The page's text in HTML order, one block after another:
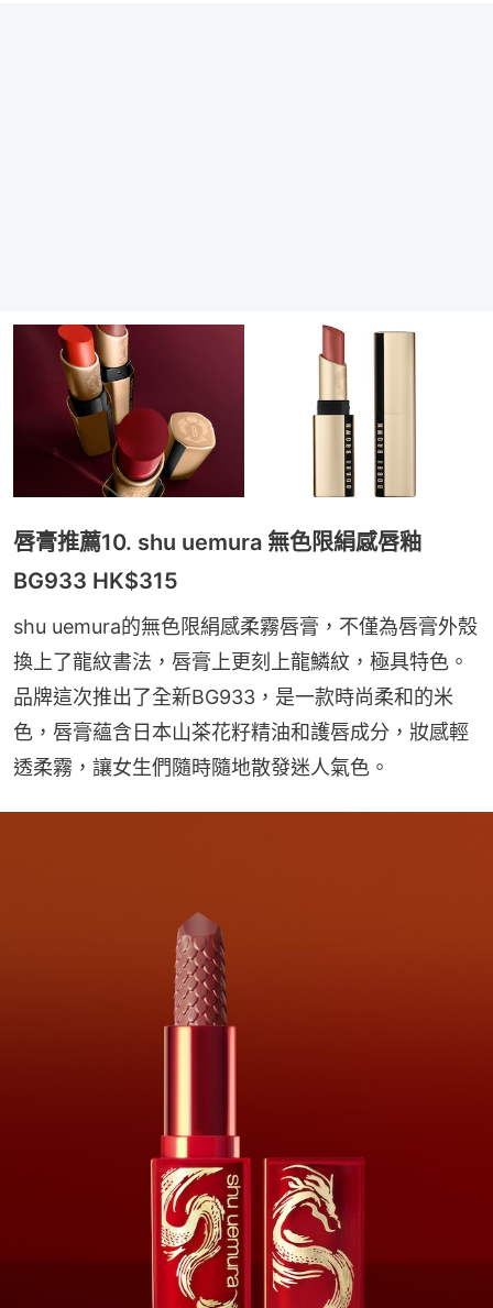
唇膏推薦10. shu uemura 無色限絹感唇釉
BG933 HK$315
shu uemura的無色限絹感柔霧唇膏，不僅為唇膏外殼
換上了龍紋書法，唇膏上更刻上龍鱗紋，極具特色。
品牌這次推出了全新BG933，是一款時尚柔和的米
色，唇膏蘊含日本山茶花籽精油和護唇成分，妝感輕
透柔霧，讓女生們隨時隨地散發迷人氣色。